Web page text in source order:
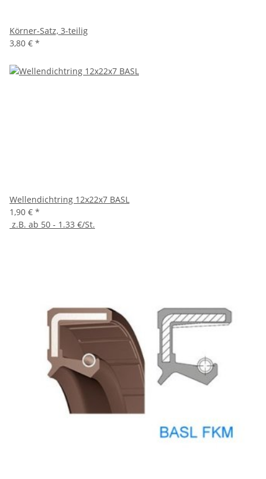
Körner-Satz, 3-teilig
3,80 € *
Wellendichtring 12x22x7 BASL
1,90 € *
z.B. ab 50 - 1.33 €/St.